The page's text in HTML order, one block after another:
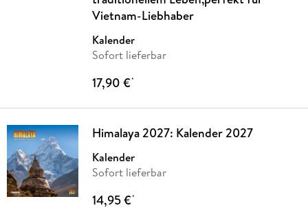
Vietnam-Liebhaber
Kalender
Sofort lieferbar
17,90 €*
Himalaya 2027: Kalender 2027
Kalender
Sofort lieferbar
14,95 €*